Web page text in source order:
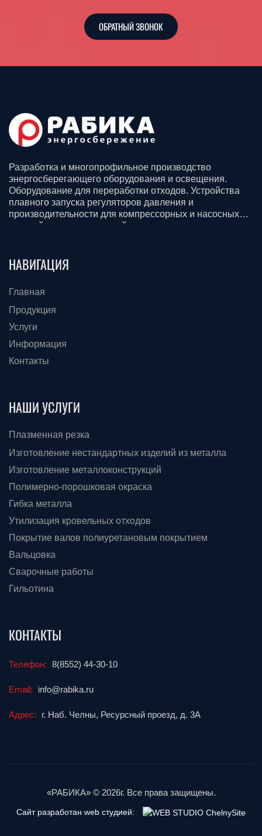
ОБРАТНЫЙ ЗВОНОК
Разработка и многопрофильное производство
энергосберегающего оборудования и освещения.
Оборудование для переработки отходов. Устройства
плавного запуска регуляторов давления и
производительности для компрессорных и насосных
станций для всех отраслей промышленности.
НАВИГАЦИЯ
Главная
Продукция
Услуги
Информация
Контакты
НАШИ УСЛУГИ
Плазменная резка
Изготовление нестандартных изделий из металла
Изготовление металлоконструкций
Полимерно-порошковая окраска
Гибка металла
Утилизация кровельных отходов
Покрытие валов полиуретановым покрытием
Вальцовка
Сварочные работы
Гильотина
КОНТАКТЫ
Телефон: 8(8552) 44-30-10
Email: info@rabika.ru
Адрес: г. Наб. Челны, Ресурсный проезд, д. 3А
«РАБИКА» © 2026г. Все права защищены.
Сайт разработан web студией: